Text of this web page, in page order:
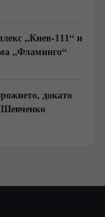
„Киев-111“ и
„Фламинго“
докато
Шевченко